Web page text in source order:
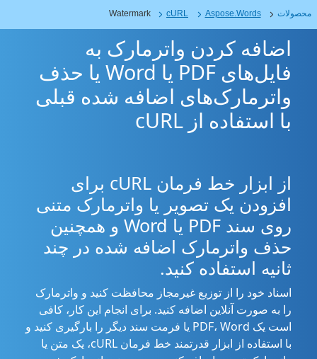
محصولات Aspose.Words
cURL
Watermark
اضافه کردن واترمارک به
فایل‌های PDF یا Word یا حذف
واترمارک‌های اضافه شده قبلی
با استفاده از cURL
از ابزار خط فرمان cURL برای
افزودن یک تصویر یا واترمارک متنی
روی سند PDF یا Word و همچنین
حذف واترمارک اضافه شده در چند
ثانیه استفاده کنید.
اسناد خود را از توزیع غیرمجاز محافظت کنید و واترمارک
را به صورت آنلاین اضافه کنید. برای انجام این کار، کافی
است یک PDF، Word یا فرمت سند دیگر را بارگیری کنید و
با استفاده از ابزار قدرتمند خط فرمان cURL، یک متن یا